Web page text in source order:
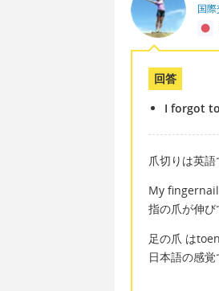
国
回答
I forgot
爪切りは英
My
指の爪が伸
足の爪 は
日本語の感